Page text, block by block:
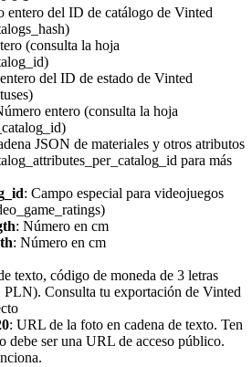
entero del ID de catálogo de Vinted
(consulta la hoja
del ID de estado de Vinted
entero (consulta la hoja
JSON de materiales y otros atributos
para más
: Campo especial para videojuegos
: Número en cm
: Número en cm
texto, código de moneda de 3 letras
Consulta tu exportación de Vinted
: URL de la foto en cadena de texto. Ten
debe ser una URL de acceso público.